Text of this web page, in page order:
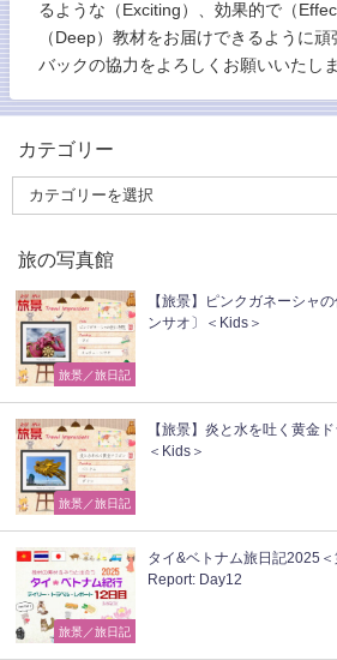
るような（Exciting）、効果的で（
（Deep）教材をお届けできるように
バックの協力をよろしくお願いいたしま
カテゴリー
旅の写真館
旅景／旅日記
【旅景】ピンクガネーシャ
ンサオ〕＜Kids＞
旅景／旅日記
【旅景】炎と水を吐く黄金
＜Kids＞
旅景／旅日記
タイ&ベトナム旅日記2025
Report: Day12